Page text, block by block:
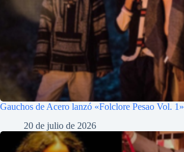
Gauchos de Acero lanzó «Folclore Pesao Vol. 1»
20 de julio de 2026